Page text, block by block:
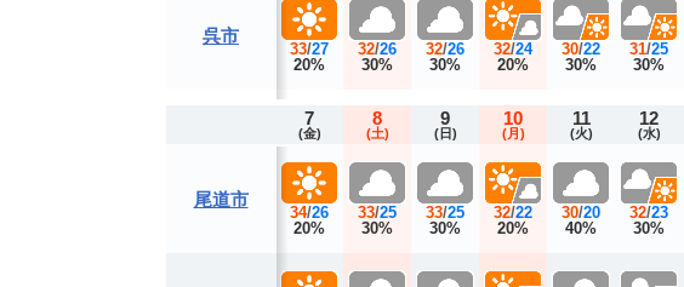
呉市
33/27
20%
32/26
30%
32/26
30%
32/24
20%
30/22
30%
31/25
30%
尾道市
7
(金)
34/26
20%
8
(土)
33/25
30%
9
(日)
33/25
30%
10
(月)
32/22
20%
11
(火)
30/20
40%
12
(水)
32/23
30%